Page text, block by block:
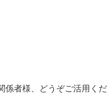
係者様、どうぞご活用くだ